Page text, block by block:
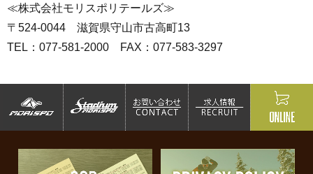
≪株式会社モリスポリテールズ≫
〒524-0044 滋賀県守山市古高町13
TEL：077-581-2000 FAX：077-583-3297